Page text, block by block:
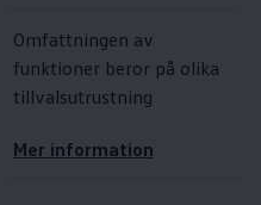
Omfattningen av
funktioner beror på olika
tillvalsutrustning
Mer information